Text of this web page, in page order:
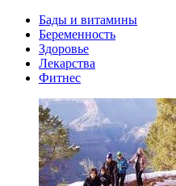
Бады и витамины
Беременность
Здоровье
Лекарства
Фитнес